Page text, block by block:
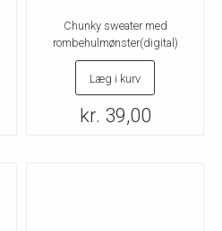
Chunky sweater med
rombehulmønster(digital)
Læg i kurv
kr. 39,00